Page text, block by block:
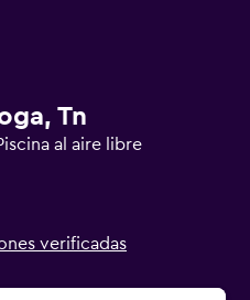
Tn
al aire libre
verificadas